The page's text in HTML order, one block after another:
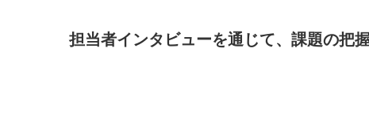
担当者インタビューを通じて、課題の